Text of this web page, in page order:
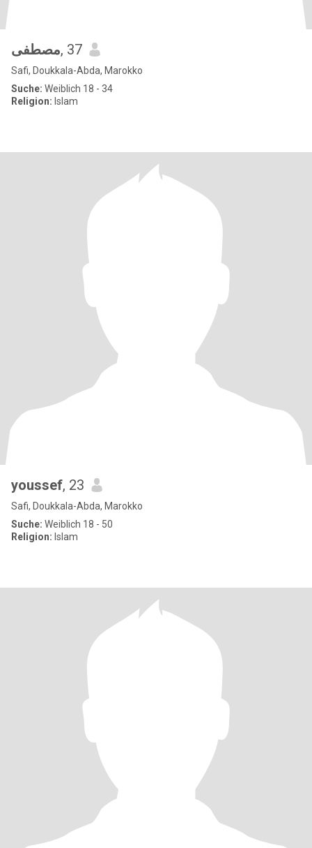
مصطفى, 37
Safi, Doukkala-Abda, Marokko
Suche: Weiblich 18 - 34
Religion: Islam
youssef, 23
Safi, Doukkala-Abda, Marokko
Suche: Weiblich 18 - 50
Religion: Islam